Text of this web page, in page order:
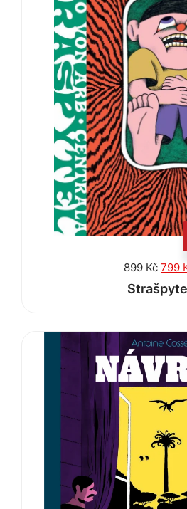
899Kč 799